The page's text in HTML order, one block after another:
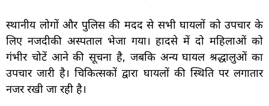
स्थानीय लोगों और पुलिस की मदद से सभी घायलों को उपचार के
लिए नजदीकी अस्पताल भेजा गया। हादसे में दो महिलाओं को
गंभीर चोटें आने की सूचना है, जबकि अन्य घायल श्रद्धालुओं का
उपचार जारी है। चिकित्सकों द्वारा घायलों की स्थिति पर लगातार
नजर रखी जा रही है।